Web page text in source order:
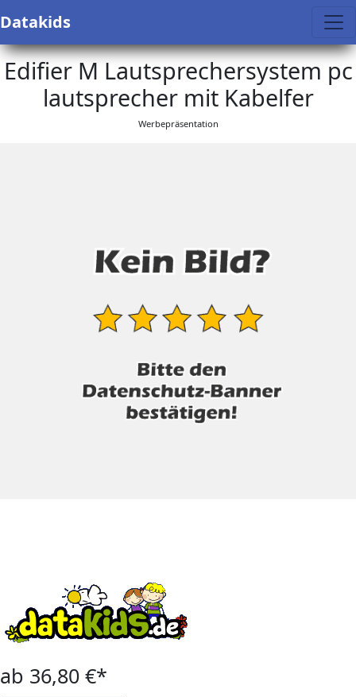
Datakids
Edifier M Lautsprechersystem pc
lautsprecher mit Kabelfer
Werbepräsentation
ab 36,80 €*